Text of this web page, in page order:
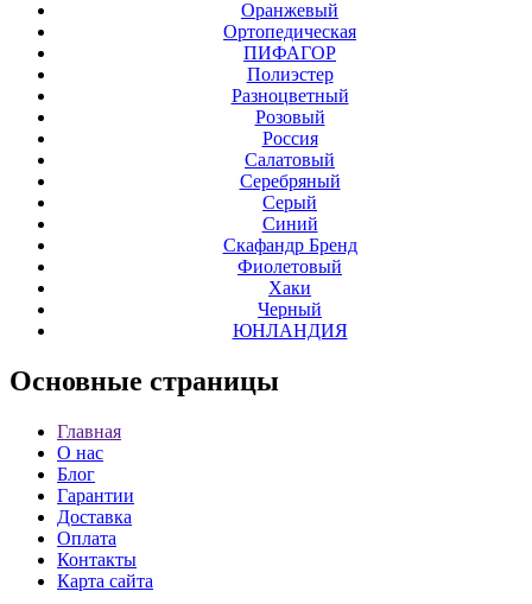
Оранжевый
Ортопедическая
ПИФАГОР
Полиэстер
Разноцветный
Розовый
Россия
Салатовый
Серебряный
Серый
Синий
Скафандр Бренд
Фиолетовый
Хаки
Черный
ЮНЛАНДИЯ
Основные страницы
Главная
О нас
Блог
Гарантии
Доставка
Оплата
Контакты
Карта сайта